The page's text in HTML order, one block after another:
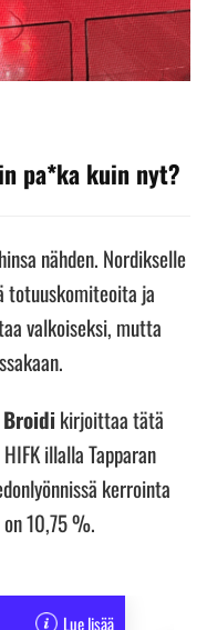
pa*ka kuin nyt?
nähden. Nordikselle
totuuskomiteoita ja
valkoiseksi, mutta
Broidi kirjoittaa tätä
illalla Tapparan
kerrointa
10,75 %.
Lue lisää